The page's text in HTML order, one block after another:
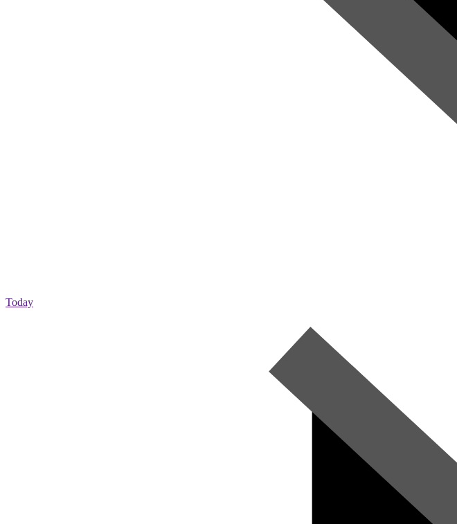
Today